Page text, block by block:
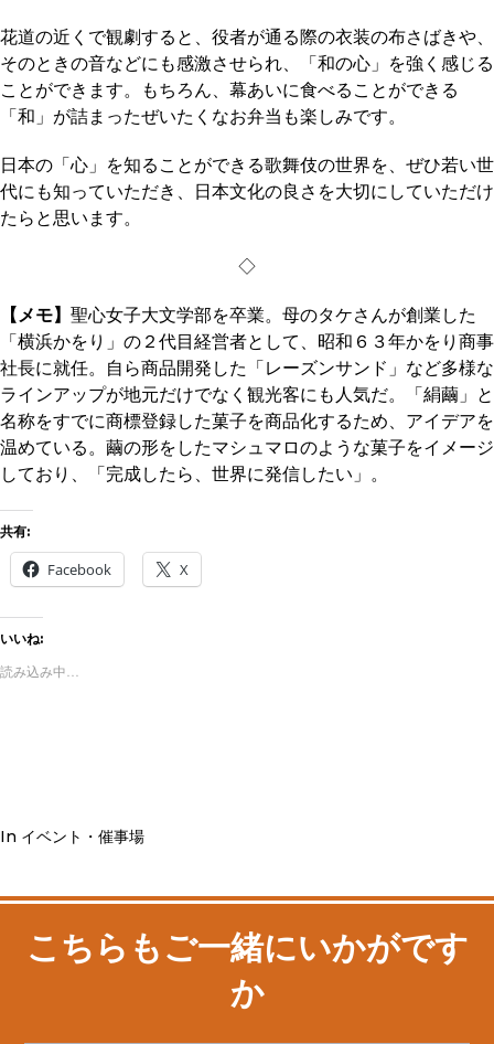
花道の近くで観劇すると、役者が通る際の衣装の布さばきや、
そのときの音などにも感激させられ、「和の心」を強く感じる
ことができます。もちろん、幕あいに食べることができる
「和」が詰まったぜいたくなお弁当も楽しみです。
日本の「心」を知ることができる歌舞伎の世界を、ぜひ若い世
代にも知っていただき、日本文化の良さを大切にしていただけ
たらと思います。
◇
【メモ】 聖心女子大文学部を卒業。母のタケさんが創業した
「横浜かをり」の２代目経営者として、昭和６３年かをり商事
社長に就任。自ら商品開発した「レーズンサンド」など多様な
ラインアップが地元だけでなく観光客にも人気だ。「絹繭」と
名称をすでに商標登録した菓子を商品化するため、アイデアを
温めている。繭の形をしたマシュマロのような菓子をイメージ
しており、「完成したら、世界に発信したい」。
共有:
Facebook X
いいね:
読み込み中…
In イベント・催事場
こちらもご一緒にいかがです
か